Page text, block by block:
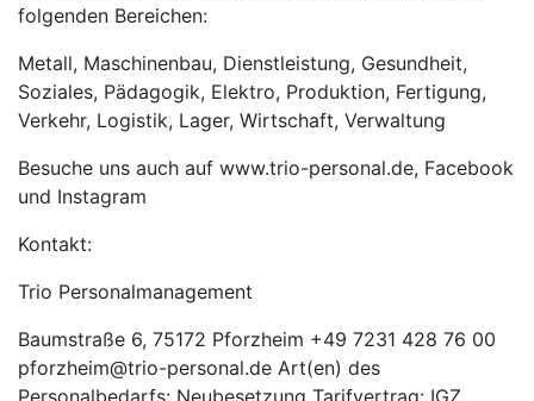
folgenden Bereichen:
Metall, Maschinenbau, Dienstleistung, Gesundheit,
Soziales, Pädagogik, Elektro, Produktion, Fertigung,
Verkehr, Logistik, Lager, Wirtschaft, Verwaltung
Besuche uns auch auf www.trio-personal.de, Facebook
und Instagram
Kontakt:
Trio Personalmanagement
Baumstraße 6, 75172 Pforzheim +49 7231 428 76 00
pforzheim@trio-personal.de Art(en) des
Personalbedarfs: Neubesetzung Tarifvertrag: IGZ